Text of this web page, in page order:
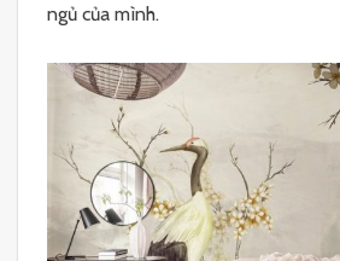
ngủ của mình.